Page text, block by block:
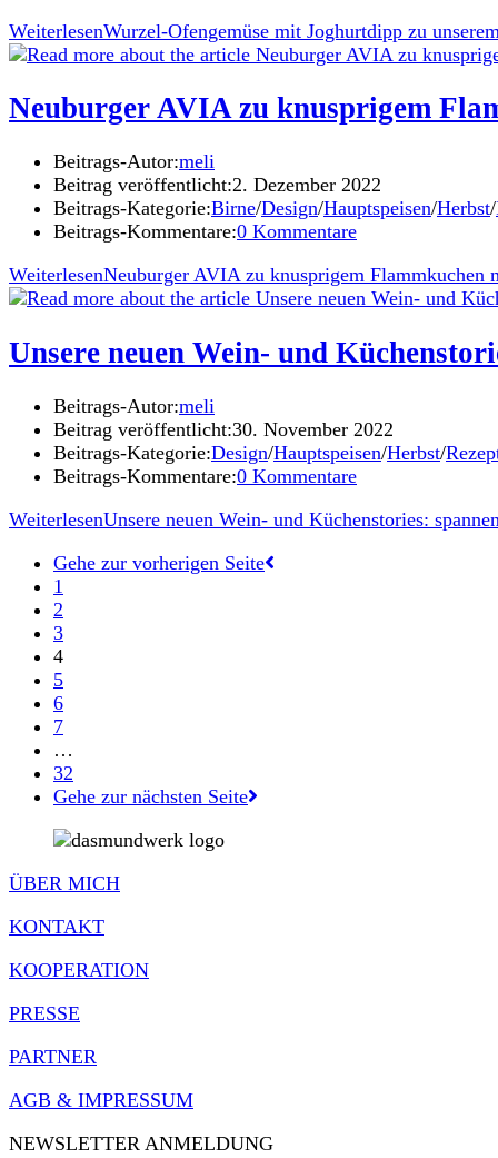
WeiterlesenWurzel-Ofengemüse mit Joghurtdipp zu
Neuburger AVIA zu knusprigem
Beitrags-Autor:meli
Beitrag veröffentlicht:2. Dezember 2022
Beitrags-Kategorie:Birne/Design/Hauptspeisen/Herbst/
Beitrags-Kommentare:0 Kommentare
WeiterlesenNeuburger AVIA zu knusprigem
Unsere neuen Wein- und
Beitrags-Autor:meli
Beitrag veröffentlicht:30. November 2022
Beitrags-Kategorie:Design/Hauptspeisen/Herbst/
Beitrags-Kommentare:0 Kommentare
WeiterlesenUnsere neuen Wein- und Küchenstories:
Gehe zur vorherigen Seite
1
2
3
4
5
6
7
…
32
Gehe zur nächsten Seite
ÜBER MICH
KONTAKT
KOOPERATION
PRESSE
PARTNER
AGB & IMPRESSUM
NEWSLETTER ANMELDUNG